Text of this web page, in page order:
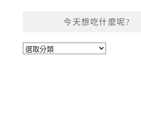
今天想吃什麼呢?
今